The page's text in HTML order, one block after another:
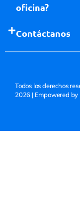
oficina?
Contáctanos
Todos los derechos
2026 | Empowered by